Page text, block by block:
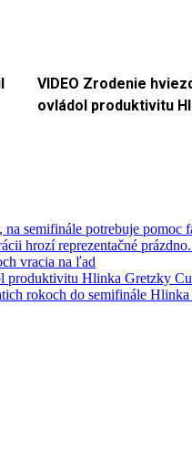
VIDEO Zrodenie
ovládol produktivitu
semifinále potrebuje pomoc
hrozí reprezentačné
vracia na ľad
produktivitu Hlinka Gretzky
rokoch do semifinále